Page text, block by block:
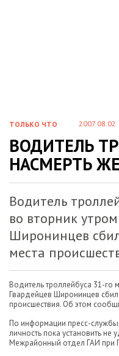
ТОЛЬКО ЧТО 2007.08.02
ВОДИТЕЛЬ
НАСМЕРТЬ
Водитель
во вторник
Широнинцев
места
Водитель троллейбуса 31-го
Гвардейцев Широнинцев
происшествия. Об этом
По информации пресс-
личность пока установить не
Межрайонный отдел ГАИ при